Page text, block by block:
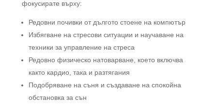
фокусирате върху:
Редовни почивки от дългото стоене на компютър
Избягване на стресови ситуации и научаване на
техники за управление на стреса
Редовно физическо натоварване, което включва
както кардио, така и разтягания
Подобряване на съня и създаване на спокойна
обстановка за сън